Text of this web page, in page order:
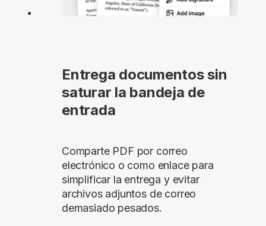
Entrega documentos sin
saturar la bandeja de
entrada
Comparte PDF por correo
electrónico o como enlace para
simplificar la entrega y evitar
archivos adjuntos de correo
demasiado pesados.